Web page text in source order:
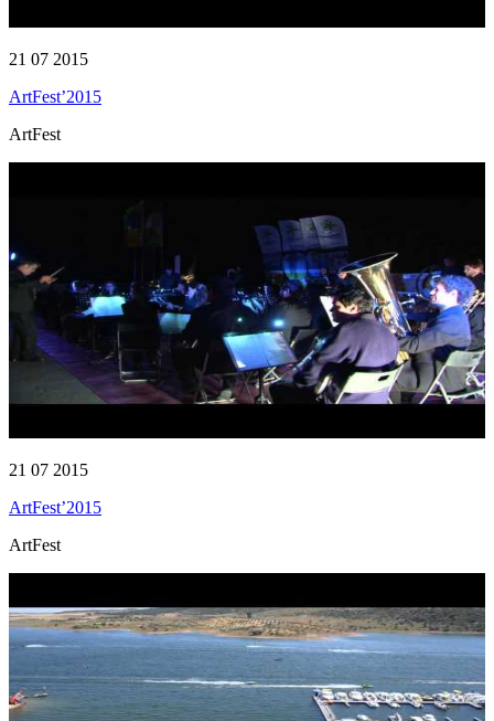
21 07 2015
ArtFest’2015
ArtFest
21 07 2015
ArtFest’2015
ArtFest